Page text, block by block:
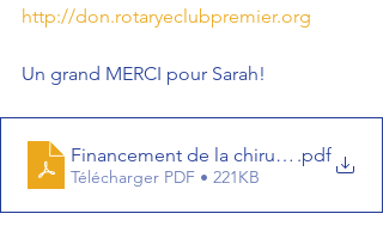
http://don.rotaryeclubpremier.org
Un grand MERCI pour Sarah!
Financement de la chirurgie de Sarah
.pdf
Télécharger PDF • 221KB